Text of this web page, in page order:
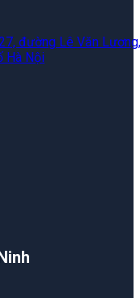
đường Lê Văn Lương,
Hà Nội